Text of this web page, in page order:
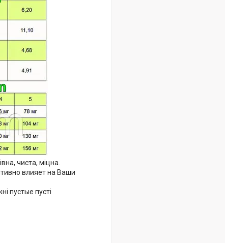
чиста, міцна.
влияет на Ваши
пустые пусті